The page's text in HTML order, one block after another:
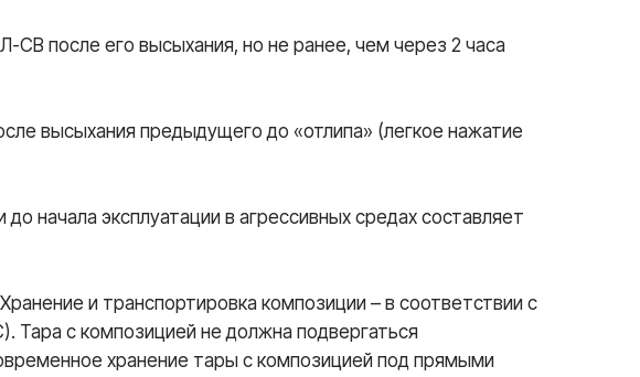
после его высыхания, но не ранее, чем через 2 часа
высыхания предыдущего до «отлипа» (легкое нажатие
начала эксплуатации в агрессивных средах составляет
и транспортировка композиции – в соответствии с
с композицией не должна подвергаться
хранение тары с композицией под прямыми